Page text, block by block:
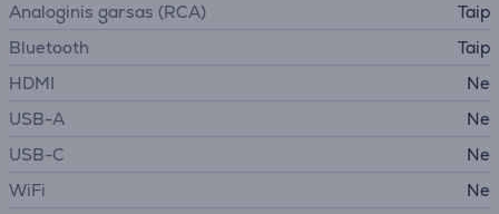
Analoginis garsas (RCA)
Taip
Bluetooth
Taip
HDMI
Ne
USB-A
Ne
USB-C
Ne
WiFi
Ne